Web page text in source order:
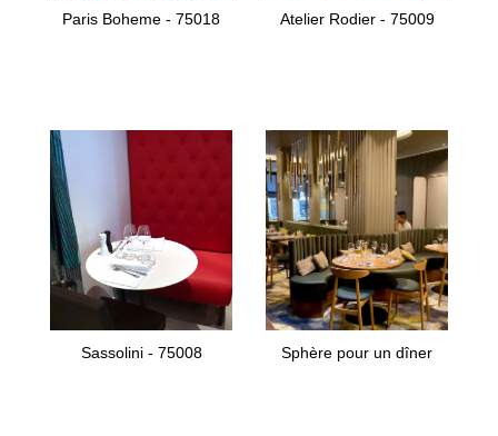
Paris Boheme - 75018 Atelier Rodier - 75009
Sassolini - 75008 Sphère pour un dîner